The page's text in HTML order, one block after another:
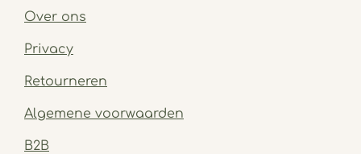
Over ons
Privacy
Retourneren
Algemene voorwaarden
B2B